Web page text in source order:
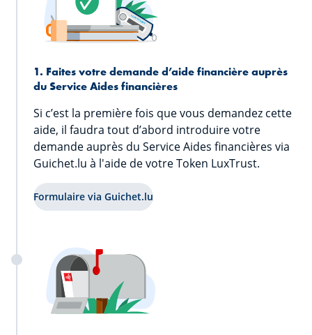
1. Faites votre demande d’aide financière auprès
du Service Aides financières
Si c’est la première fois que vous demandez cette
aide, il faudra tout d’abord introduire votre
demande auprès du Service Aides financières via
Guichet.lu à l'aide de votre Token LuxTrust.
Formulaire via Guichet.lu